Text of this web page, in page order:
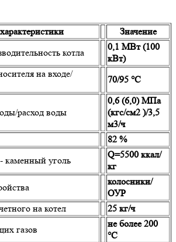
Значение
котла
0,1 МВт (100
кВт)
на входе/
70/95 °С
расход воды
0,6 (6,0) МПа
(кгс/см2 )/3,5
м3/ч
82 %
каменный уголь
Q=5500 ккал/
кг
колосники/
ОУР
на котел
25 кг/ч
газов
не более 200
°С